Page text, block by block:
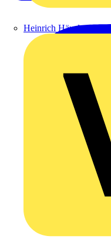
Heinrich Häusler GmbH